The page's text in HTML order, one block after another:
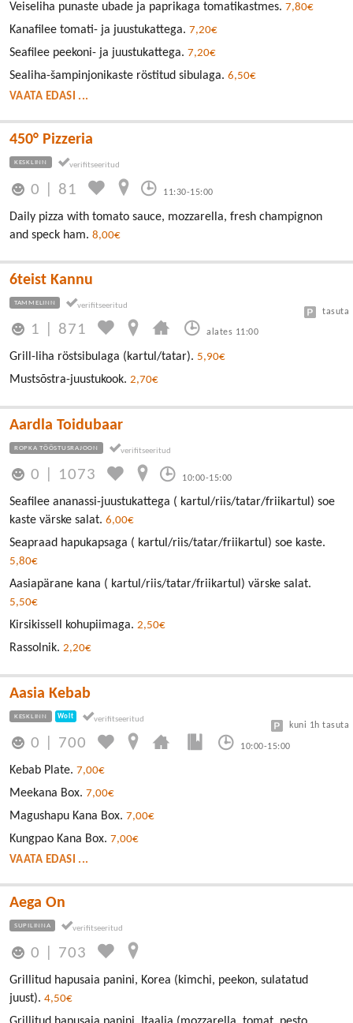
Veiseliha punaste ubade ja paprikaga tomatikastmes. 7,80€
Kanafilee tomati- ja juustukattega. 7,20€
Seafilee peekoni- ja juustukattega. 7,20€
Sealiha-šampinjonikaste röstitud sibulaga. 6,50€
VAATA EDASI ...
450° Pizzeria
KESKLINN
0 81 11:30-15:00
Daily pizza with tomato sauce, mozzarella, fresh champignon
and speck ham. 8,00€
6teist Kannu
TAMMELINN
1 871 alates 11:00
tasuta
Grill-liha röstsibulaga (kartul/tatar). 5,90€
Mustsõstra-juustukook. 2,70€
Aardla Toidubaar
ROPKA TÖÖSTUSRAJOON
0 1073 10:00-15:00
Seafilee ananassi-juustukattega ( kartul/riis/tatar/friikartul) soe
kaste värske salat. 6,00€
Seapraad hapukapsaga ( kartul/riis/tatar/friikartul) soe kaste.
5,80€
Aasiapärane kana ( kartul/riis/tatar/friikartul) värske salat.
5,50€
Kirsikissell kohupiimaga. 2,50€
Rassolnik. 2,20€
Aasia Kebab
KESKLINN Wolt
0 700 10:00-15:00
kuni 1h tasuta
Kebab Plate. 7,00€
Meekana Box. 7,00€
Magushapu Kana Box. 7,00€
Kungpao Kana Box. 7,00€
VAATA EDASI ...
Aega On
SUPILINNA
0 703
Grillitud hapusaia panini, Korea (kimchi, peekon, sulatatud
juust). 4,50€